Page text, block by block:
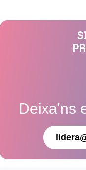
Deixa'ns